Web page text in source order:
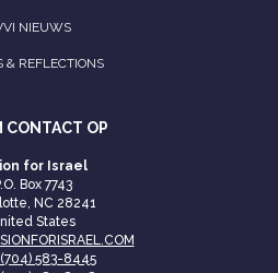
NIEUWS
& REFLECTIONS
CONTACT OP
for Israel
Box 7743
NC 28241
States
(704) 583-8445